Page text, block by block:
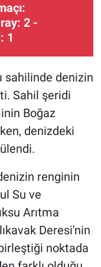
2 -
1
sahilinde denizin
Sahil şeridi
Boğaz
denizdeki
renginin
Su ve
Arıtma
Deresi'nin
noktada